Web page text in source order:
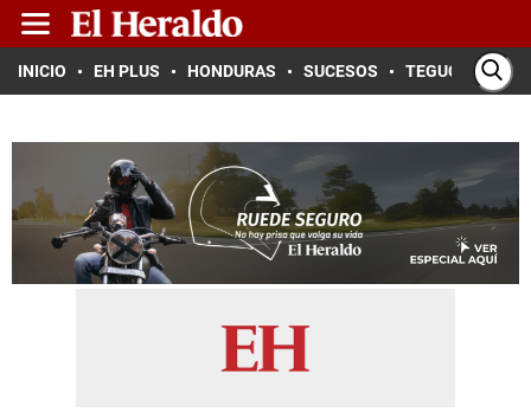
INICIO EH PLUS HONDURAS SUCESOS TEGUCIGALPA